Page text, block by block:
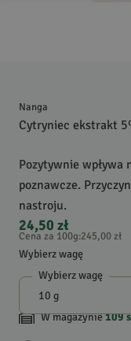
Nanga
Cytryniec ekstrakt
Pozytywnie wpływa
poznawcze.
nastroju.
24,50 zł
Cena za 100g:245,00 zł
Wybierz wagę
Wybierz wagę
W magazynie109